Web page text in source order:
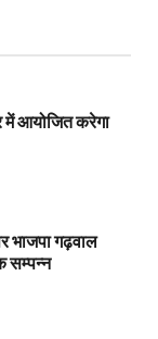
में आयोजित करेगा
भाजपा गढ़वाल
सम्पन्न